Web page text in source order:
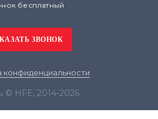
бесплатный
конфиденциальности
© HFE, 2014-2026